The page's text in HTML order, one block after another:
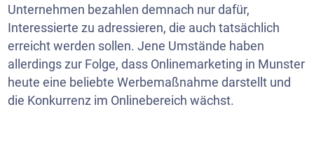
Unternehmen bezahlen demnach nur dafür,
Interessierte zu adressieren, die auch tatsächlich
erreicht werden sollen. Jene Umstände haben
allerdings zur Folge, dass Onlinemarketing in Munster
heute eine beliebte Werbemaßnahme darstellt und
die Konkurrenz im Onlinebereich wächst.